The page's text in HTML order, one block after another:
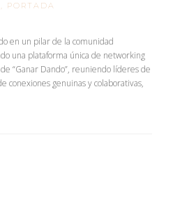
PORTADA
en un pilar de la comunidad
una plataforma única de networking
“Ganar Dando”, reuniendo líderes de
conexiones genuinas y colaborativas,